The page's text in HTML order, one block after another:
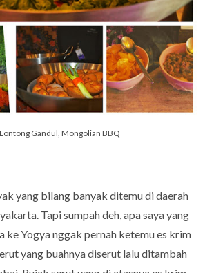
Lontong Gandul, Mongolian BBQ
yang bilang banyak ditemu di daerah
Tapi sumpah deh, apa saya yang
ke Yogya nggak pernah ketemu es krim
yang buahnya diserut lalu ditambah